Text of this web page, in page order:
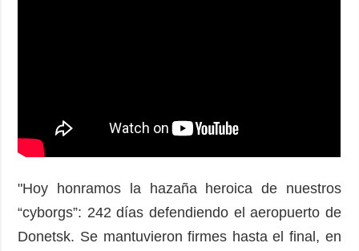
"Hoy honramos la hazaña heroica de nuestros
“cyborgs”: 242 días defendiendo el aeropuerto de
Donetsk. Se mantuvieron firmes hasta el final, en